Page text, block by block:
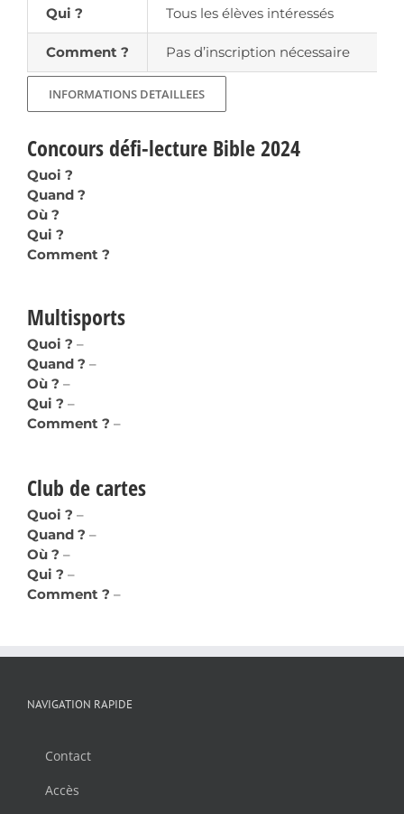
Qui ? Tous les élèves intéressés
Comment ? Pas d’inscription nécessaire
INFORMATIONS DETAILLEES
Concours défi-lecture Bible 2024
Quoi ?
Quand ?
Où ?
Qui ?
Comment ?
Multisports
Quoi ? –
Quand ? –
Où ? –
Qui ? –
Comment ? –
Club de cartes
Quoi ? –
Quand ? –
Où ? –
Qui ? –
Comment ? –
NAVIGATION RAPIDE
Contact
Accès